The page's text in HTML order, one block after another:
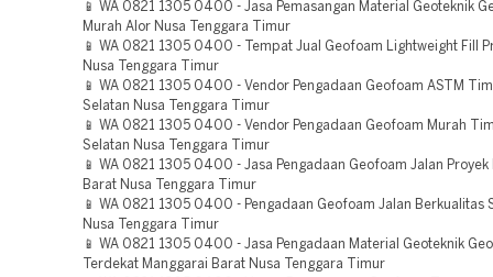
📱 WA 0821 1305 0400 - Jasa Pemasangan Material Geoteknik
Murah Alor Nusa Tenggara Timur
📱 WA 0821 1305 0400 - Tempat Jual Geofoam Lightweight Fill
Nusa Tenggara Timur
📱 WA 0821 1305 0400 - Vendor Pengadaan Geofoam ASTM
Selatan Nusa Tenggara Timur
📱 WA 0821 1305 0400 - Vendor Pengadaan Geofoam Murah
Selatan Nusa Tenggara Timur
📱 WA 0821 1305 0400 - Jasa Pengadaan Geofoam Jalan Proyek
Barat Nusa Tenggara Timur
📱 WA 0821 1305 0400 - Pengadaan Geofoam Jalan Berkualitas
Nusa Tenggara Timur
📱 WA 0821 1305 0400 - Jasa Pengadaan Material Geoteknik
Terdekat Manggarai Barat Nusa Tenggara Timur